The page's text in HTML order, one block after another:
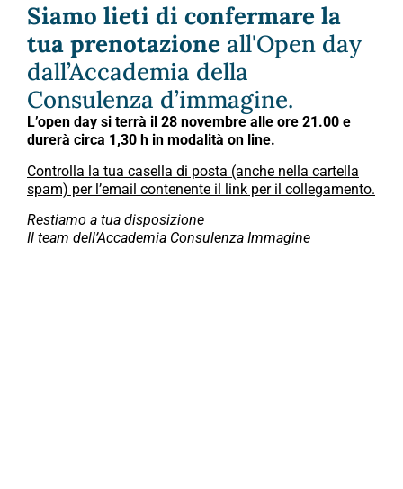
Siamo lieti di confermare la
tua prenotazione all'Open day
dall’Accademia della
Consulenza d’immagine.
L’open day si terrà il 28 novembre alle ore 21.00 e
durerà circa 1,30 h in modalità on line.
Controlla la tua casella di posta (anche nella cartella
spam) per l’email contenente il link per il collegamento.
Restiamo a tua disposizione
Il team dell’Accademia Consulenza Immagine